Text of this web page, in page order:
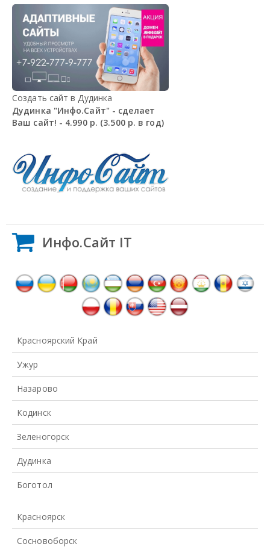
Создать сайт в Дудинка
Дудинка "Инфо.Сайт" - сделает
Ваш сайт! - 4.990 р. (3.500 р. в год)
Инфо.Сайт IT
Красноярский Край
Ужур
Назарово
Кодинск
Зеленогорск
Дудинка
Боготол
Красноярск
Сосновоборск